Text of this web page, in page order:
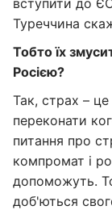
вступити до
Туреччина
Тобто їх
Росією?
Так, страх –
переконати
питання про
компромат і
допоможуть.
доб'ються